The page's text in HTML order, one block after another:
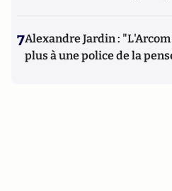
7Alexandre Jardin :
plus à une police de la